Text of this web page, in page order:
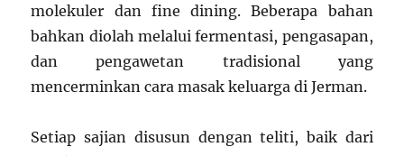
molekuler dan fine dining. Beberapa bahan
bahkan diolah melalui fermentasi, pengasapan,
dan pengawetan tradisional yang
mencerminkan cara masak keluarga di Jerman.
Setiap sajian disusun dengan teliti, baik dari